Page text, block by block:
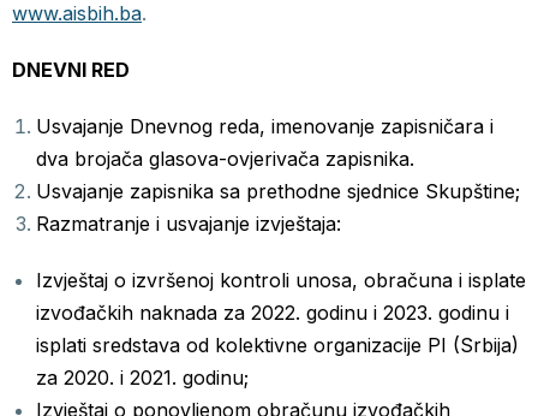
www.aisbih.ba.
DNEVNI RED
Usvajanje Dnevnog reda, imenovanje zapisničara i
dva brojača glasova-ovjerivača zapisnika.
Usvajanje zapisnika sa prethodne sjednice Skupštine;
Razmatranje i usvajanje izvještaja:
Izvještaj o izvršenoj kontroli unosa, obračuna i isplate
izvođačkih naknada za 2022. godinu i 2023. godinu i
isplati sredstava od kolektivne organizacije PI (Srbija)
za 2020. i 2021. godinu;
Izvještaj o ponovljenom obračunu izvođačkih